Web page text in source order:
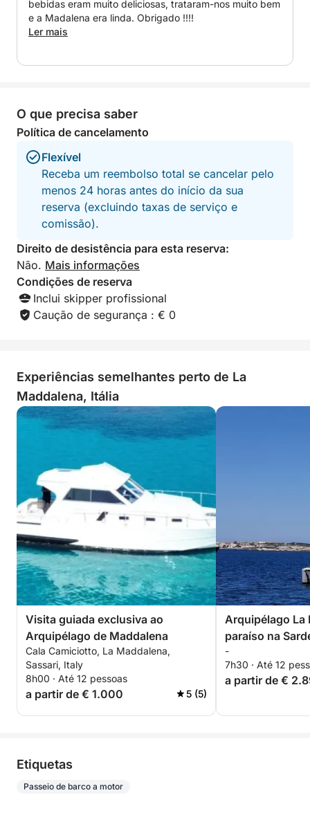
delicioso petisco à base de doces típicos e frutas
frescas e ao longo do dia os nossos companheiros
o serviço de bar aberto.
bebidas eram muito deliciosas, trataram-nos muito bem
e a Madalena era linda. Obrigado !!!!
Ler mais
O que precisa saber
Política de cancelamento
Flexível
Receba um reembolso total se cancelar pelo
menos 24 horas antes do início da sua
reserva (excluindo taxas de serviço e
comissão).
Direito de desistência para esta reserva:
Não. Mais informações
Condições de reserva
Inclui skipper profissional
Caução de segurança : € 0
Experiências semelhantes perto de La
Maddalena, Itália
Visita guiada exclusiva ao
Arquipélago de Maddalena
Cala Camiciotto, La Maddalena,
Sassari, Italy
8h00 · Até 12 pessoas
a partir de € 1.000 5 (5)
Arquipélago La
paraíso na
-
7h30 · Até 12
a partir de €
Etiquetas
Passeio de barco a motor